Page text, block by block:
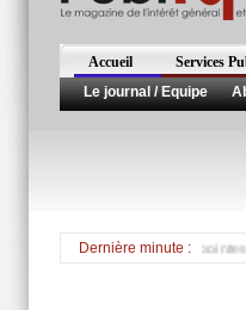
Accueil Services
Le journal / Equipe
Dernière minute :
Alain Huygues-Despointes